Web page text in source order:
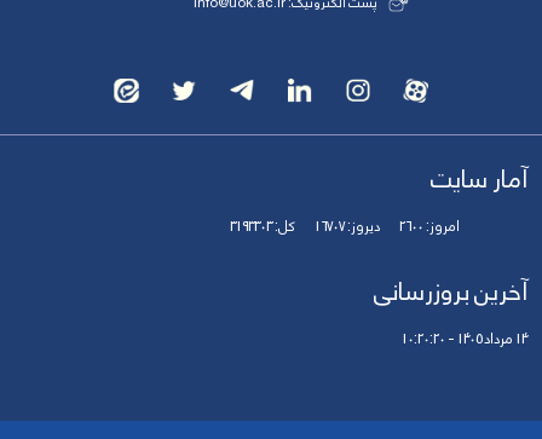
آمار سایت
امروز:2600 دیروز:16707 کل:3193303
آخرین بروزرسانی
14 مرداد 1405 - 10:20:20